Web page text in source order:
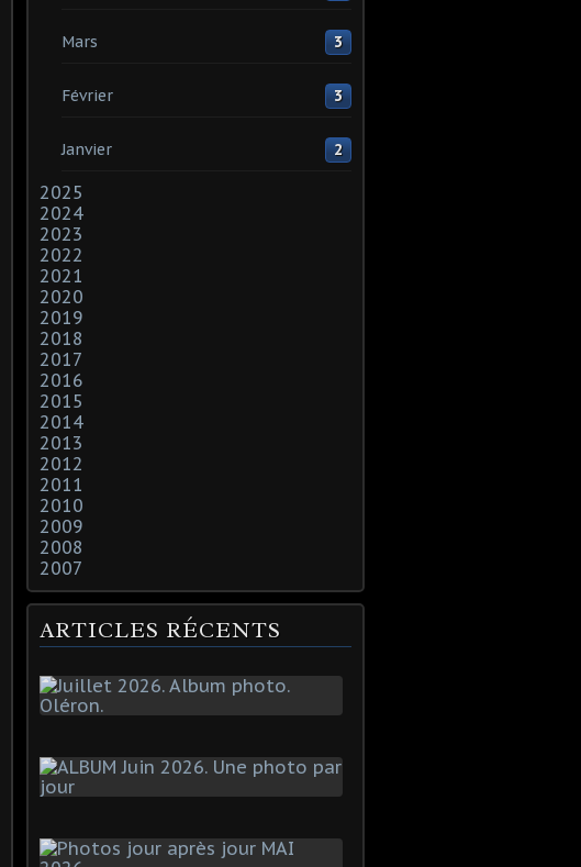
Mars 3
Février 3
Janvier 2
2025
2024
2023
2022
2021
2020
2019
2018
2017
2016
2015
2014
2013
2012
2011
2010
2009
2008
2007
ARTICLES RÉCENTS